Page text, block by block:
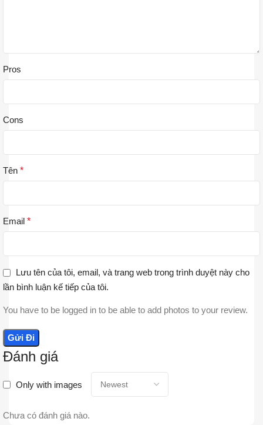
Đánh giá
Only with images
Chưa có đánh giá nào.
Pros
Cons
Tên *
Email *
Lưu tên của tôi, email, và trang web trong trình duyệt này cho
lần bình luận kế tiếp của tôi.
You have to be logged in to be able to add photos to your review.